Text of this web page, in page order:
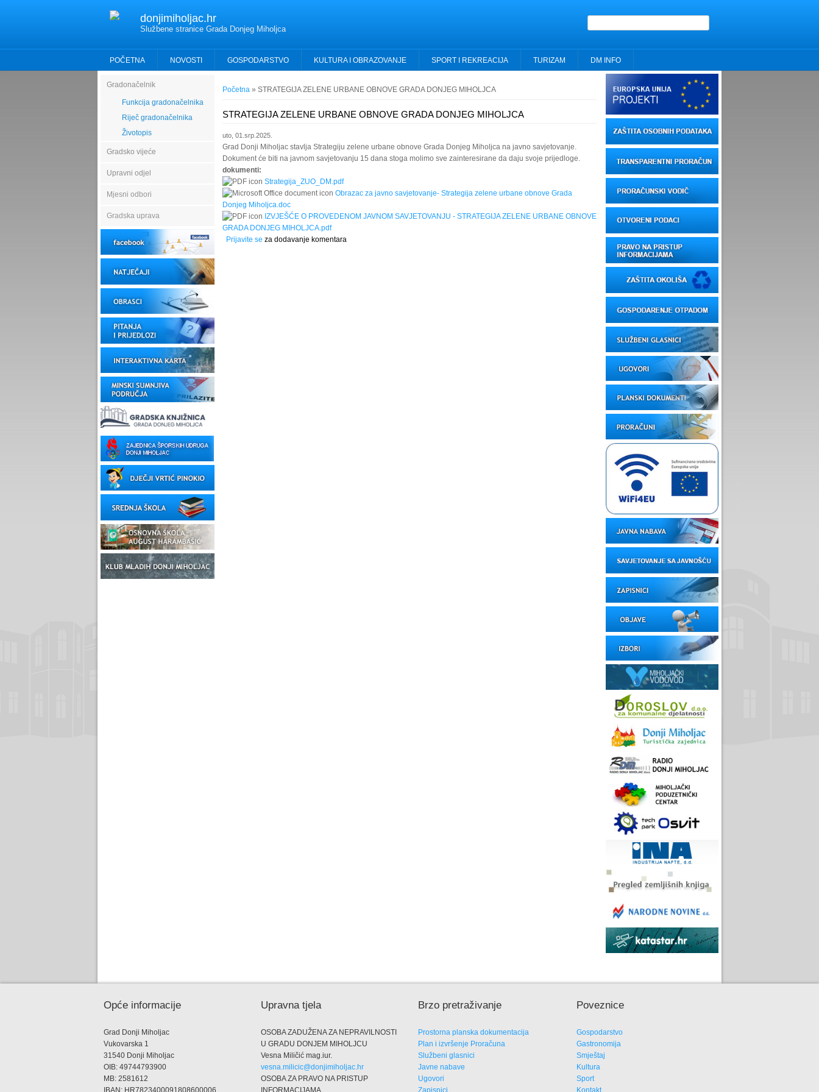
donjimiholjac.hr
Službene stranice Grada Donjeg Miholjca
Obrazac pretrage
POČETNA NOVOSTI GOSPODARSTVO KULTURA I OBRAZOVANJE SPORT I REKREACIJA TURIZAM DM INFO
Vi ste ovdje
Početna» STRATEGIJA ZELENE URBANE OBNOVE GRADA DONJEG MIHOLJCA
STRATEGIJA ZELENE URBANE OBNOVE GRADA DONJEG MIHOLJCA
uto, 01.srp.2025.
Grad Donji Miholjac stavlja Strategiju zelene urbane obnove Grada Donjeg Miholjca na javno savjetovanje.
Dokument će biti na javnom savjetovanju 15 dana stoga molimo sve zainteresirane da daju svoje prijedloge.
dokumenti:
Strategija_ZUO_DM.pdf
Obrazac za javno savjetovanje- Strategija zelene urbane obnove Grada
Donjeg Miholjca.doc
IZVJEŠĆE O PROVEDENOM JAVNOM SAVJETOVANJU - STRATEGIJA ZELENE URBANE OBNOVE
GRADA DONJEG MIHOLJCA.pdf
Prijavite se za dodavanje komentara
Gradonačelnik
Funkcija gradonačelnika
Riječ gradonačelnika
Životopis
Gradsko vijeće
Upravni odjel
Mjesni odbori
Gradska uprava
Opće informacije
Grad Donji Miholjac
Vukovarska 1
31540 Donji Miholjac
OIB: 49744793900
MB: 2581612
IBAN: HR7823400091808600006
Upravna tjela
OSOBA ZADUŽENA ZA NEPRAVILNOSTI
U GRADU DONJEM MIHOLJCU
Vesna Miličić mag.iur.
vesna.milicic@donjimiholjac.hr
OSOBA ZA PRAVO NA PRISTUP
INFORMACIJAMA
Brzo pretraživanje
Prostorna planska dokumentacija
Plan i izvršenje Proračuna
Službeni glasnici
Javne nabave
Ugovori
Zapisnici
Poveznice
Gospodarstvo
Gastronomija
Smještaj
Kultura
Sport
Kontakt